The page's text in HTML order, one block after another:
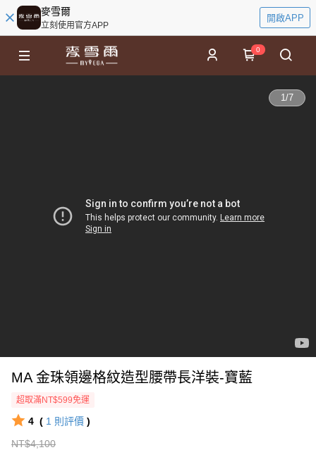
麥雪爾
立刻使用官方APP
開啟APP
0
1/7
MA 金珠領邊格紋造型腰帶長洋裝-寶藍
超取滿NT$599免運
4 ( 1 則評價 )
NT$4,100